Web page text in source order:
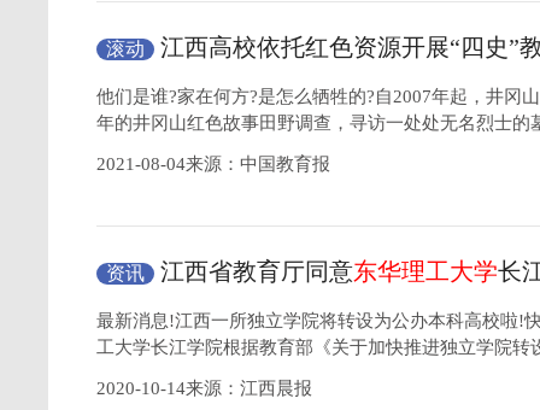
滚动 江西高校依托红色资源开展“四史”
他们是谁?家在何方?是怎么牺牲的?自2007年起，井冈
年的井冈山红色故事田野调查，寻访一处处无名烈士的
2021-08-04来源：中国教育报
资讯 江西省教育厅同意东华理工大学长
为抚州市属公办本科高校
最新消息!江西一所独立学院将转设为公办本科高校啦!
工大学长江学院根据教育部《关于加快推进独立学院转
2020-10-14来源：江西晨报